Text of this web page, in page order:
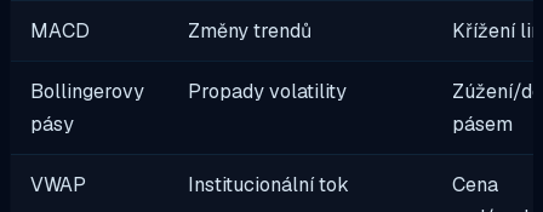
MACD Změny trendů Křížení
Bollingerovy
pásy
Propady volatility
Zúžení/
pásem
VWAP Institucionální tok
Cena